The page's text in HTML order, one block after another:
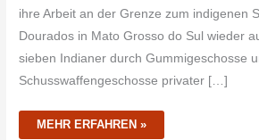
ihre Arbeit an der Grenze zum indigenen
Dourados in Mato Grosso do Sul wieder
sieben Indianer durch Gummigeschosse
Schusswaffengeschosse privater […]
MEHR ERFAHREN »